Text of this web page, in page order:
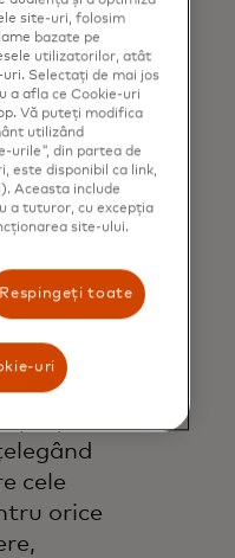
și
Bonin
și
că firma
lucruri
se
piața
cele
orice
site-uri, folosim
bazate pe
utilizatorilor, atât
Selectați de mai jos
a afla ce Cookie-uri
Vă puteți modifica
utilizând
urile", din partea de
este disponibil ca link,
Aceasta include
a tuturor, cu excepția
site-ului.
Respingeți toate
uri